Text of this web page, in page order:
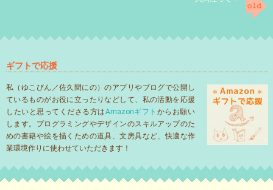
ギフトで応援
私（ゆこびん／佐久間にの）のアプリやブログで公開し
ているものがお役に立ったりなどして、私の活動を応援
したいと思ってくださる方はAmazonギフト からお願い
します。プログラミングやデザインのスキルアップのた
めの書籍や絵を描くための道具、文房具など、快適な作
業環境作りに使わせていただきます！